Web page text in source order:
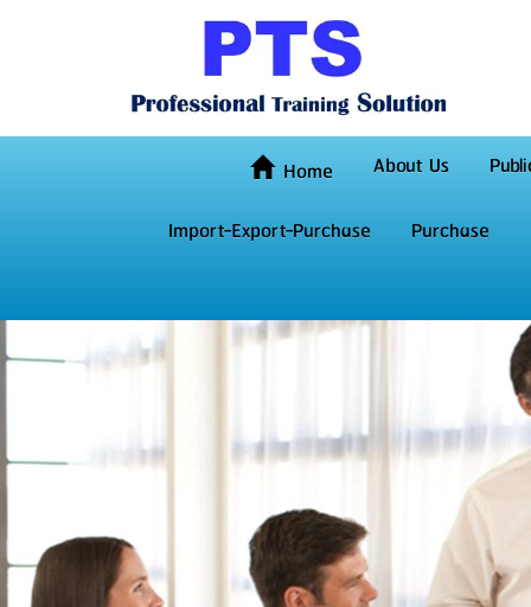
Home About Us
Import-Export-Purchase
Purchase